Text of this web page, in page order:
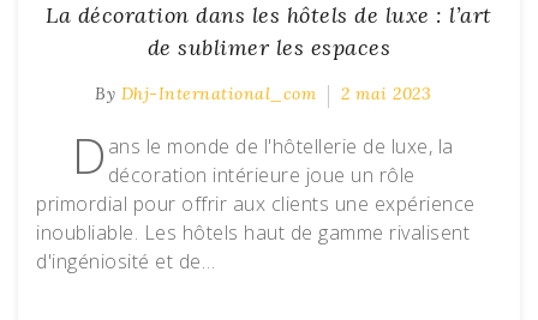
La décoration dans les hôtels de luxe : l’art
de sublimer les espaces
By Dhj-International_com 2 mai 2023
D ans le monde de l'hôtellerie de luxe, la
décoration intérieure joue un rôle
primordial pour offrir aux clients une expérience
inoubliable. Les hôtels haut de gamme rivalisent
d'ingéniosité et de…